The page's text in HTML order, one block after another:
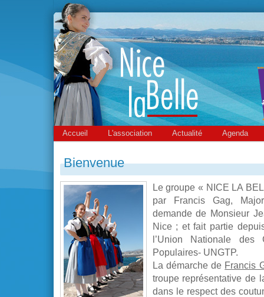
Accueil L'association Actualité Agenda
Bienvenue
Le groupe « NICE LA
par Francis Gag,
demande de Monsieur
Nice ; et fait partie
l’Union Nationale des
Populaires- UNGTP.
La démarche de Francis
troupe représentative de
dans le respect des